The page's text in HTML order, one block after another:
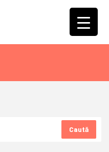
Caută